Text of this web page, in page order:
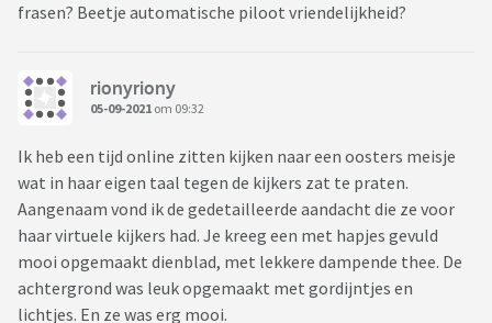
frasen? Beetje automatische piloot vriendelijkheid?
rionyriony
05-09-2021 om 09:32
Ik heb een tijd online zitten kijken naar een oosters meisje
wat in haar eigen taal tegen de kijkers zat te praten.
Aangenaam vond ik de gedetailleerde aandacht die ze voor
haar virtuele kijkers had. Je kreeg een met hapjes gevuld
mooi opgemaakt dienblad, met lekkere dampende thee. De
achtergrond was leuk opgemaakt met gordijntjes en
lichtjes. En ze was erg mooi.